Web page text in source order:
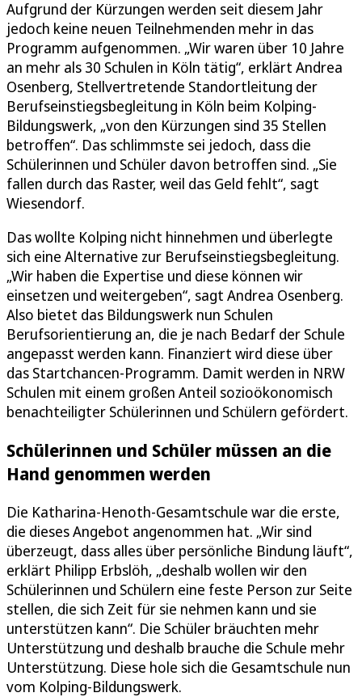
Aufgrund der Kürzungen werden seit diesem Jahr
jedoch keine neuen Teilnehmenden mehr in das
Programm aufgenommen. „Wir waren über 10 Jahre
an mehr als 30 Schulen in Köln tätig“, erklärt Andrea
Osenberg, Stellvertretende Standortleitung der
Berufseinstiegsbegleitung in Köln beim Kolping-
Bildungswerk, „von den Kürzungen sind 35 Stellen
betroffen“. Das schlimmste sei jedoch, dass die
Schülerinnen und Schüler davon betroffen sind. „Sie
fallen durch das Raster, weil das Geld fehlt“, sagt
Wiesendorf.
Das wollte Kolping nicht hinnehmen und überlegte
sich eine Alternative zur Berufseinstiegsbegleitung.
„Wir haben die Expertise und diese können wir
einsetzen und weitergeben“, sagt Andrea Osenberg.
Also bietet das Bildungswerk nun Schulen
Berufsorientierung an, die je nach Bedarf der Schule
angepasst werden kann. Finanziert wird diese über
das Startchancen-Programm. Damit werden in NRW
Schulen mit einem großen Anteil sozioökonomisch
benachteiligter Schülerinnen und Schülern gefördert.
Schülerinnen und Schüler müssen an die
Hand genommen werden
Die Katharina-Henoth-Gesamtschule war die erste,
die dieses Angebot angenommen hat. „Wir sind
überzeugt, dass alles über persönliche Bindung läuft“,
erklärt Philipp Erbslöh, „deshalb wollen wir den
Schülerinnen und Schülern eine feste Person zur Seite
stellen, die sich Zeit für sie nehmen kann und sie
unterstützen kann“. Die Schüler bräuchten mehr
Unterstützung und deshalb brauche die Schule mehr
Unterstützung. Diese hole sich die Gesamtschule nun
vom Kolping-Bildungswerk.